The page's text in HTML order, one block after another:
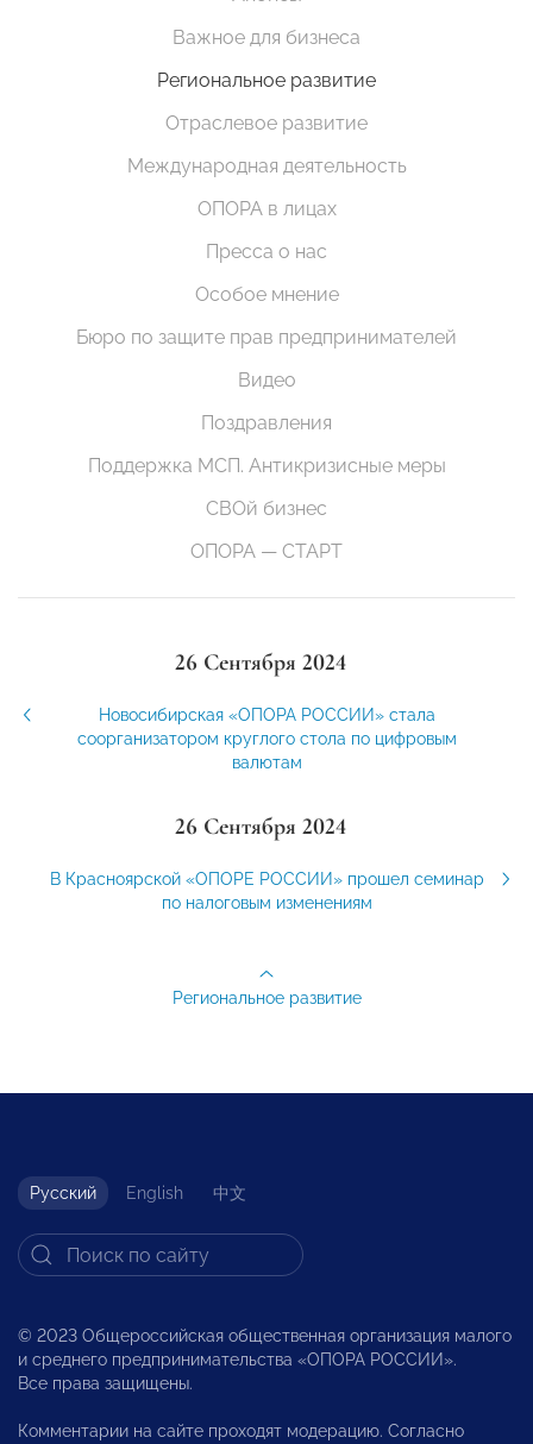
Важное для бизнеса
Региональное развитие
Отраслевое развитие
Международная деятельность
ОПОРА в лицах
Пресса о нас
Особое мнение
Бюро по защите прав предпринимателей
Видео
Поздравления
Поддержка МСП. Антикризисные меры
СВОй бизнес
ОПОРА — СТАРТ
26 Сентября 2024
Новосибирская «ОПОРА РОССИИ» стала
соорганизатором круглого стола по цифровым
валютам
26 Сентября 2024
В Красноярской «ОПОРЕ РОССИИ» прошел семинар
по налоговым изменениям
Региональное развитие
Русский English 中文
© 2023 Общероссийская общественная организация малого
и среднего предпринимательства «ОПОРА РОССИИ».
Все права защищены.
Комментарии на сайте проходят модерацию. Согласно